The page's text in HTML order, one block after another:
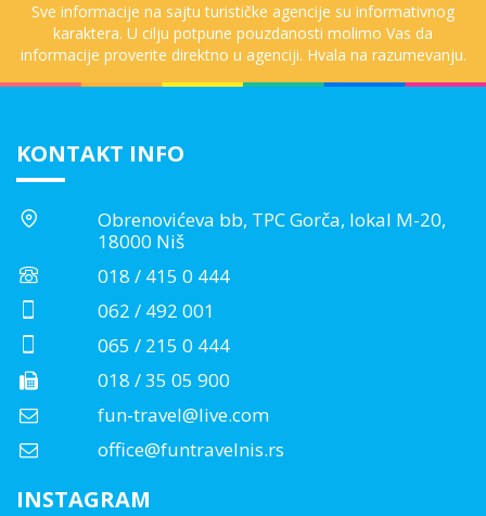
Sve informacije na sajtu turističke agencije su informativnog
karaktera. U cilju potpune pouzdanosti molimo Vas da
informacije proverite direktno u agenciji. Hvala na razumevanju.
KONTAKT INFO
Obrenovićeva bb, TPC Gorča, lokal M-20,
18000 Niš
018 / 415 0 444
062 / 492 001
065 / 215 0 444
018 / 35 05 900
fun-travel@live.com
office@funtravelnis.rs
INSTAGRAM